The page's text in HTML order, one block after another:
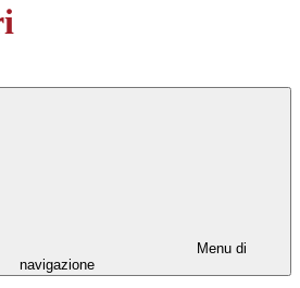
Menu di
navigazione